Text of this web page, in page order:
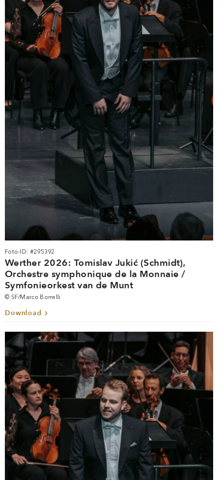
Foto-ID: #295392
Werther 2026: Tomislav Jukić (Schmidt),
Orchestre symphonique de la Monnaie /
Symfonieorkest van de Munt
© SF/Marco Borrelli
Download